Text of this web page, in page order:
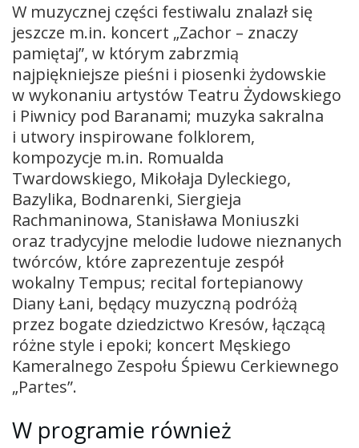
W muzycznej części festiwalu znalazł się
jeszcze m.in. koncert „Zachor – znaczy
pamiętaj”, w którym zabrzmią
najpiękniejsze pieśni i piosenki żydowskie
w wykonaniu artystów Teatru Żydowskiego
i Piwnicy pod Baranami; muzyka sakralna
i utwory inspirowane folklorem,
kompozycje m.in. Romualda
Twardowskiego, Mikołaja Dyleckiego,
Bazylika, Bodnarenki, Siergieja
Rachmaninowa, Stanisława Moniuszki
oraz tradycyjne melodie ludowe nieznanych
twórców, które zaprezentuje zespół
wokalny Tempus; recital fortepianowy
Diany Łani, będący muzyczną podróżą
przez bogate dziedzictwo Kresów, łączącą
różne style i epoki; koncert Męskiego
Kameralnego Zespołu Śpiewu Cerkiewnego
„Partes”.
W programie również